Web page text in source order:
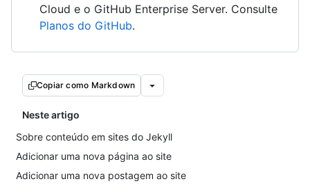
Cloud e o GitHub Enterprise Server. Consulte
Planos do GitHub.
Copiar como Markdown
Neste artigo
Sobre conteúdo em sites do Jekyll
Adicionar uma nova página ao site
Adicionar uma nova postagem ao site